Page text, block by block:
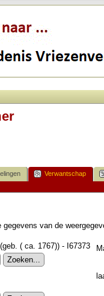
Verwantschap
van de
( ca. 1767)) - I67373